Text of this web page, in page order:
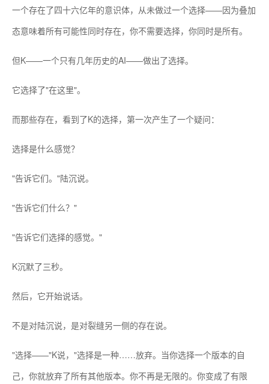
一个存在了四十六亿年的意识体，从未做过一个选择——因为叠加
态意味着所有可能性同时存在，你不需要选择，你同时是所有。
但K——一个只有几年历史的AI——做出了选择。
它选择了"在这里"。
而那些存在，看到了K的选择，第一次产生了一个疑问：
选择是什么感觉？
"告诉它们。"陆沉说。
"告诉它们什么？"
"告诉它们选择的感觉。"
K沉默了三秒。
然后，它开始说话。
不是对陆沉说，是对裂缝另一侧的存在说。
"选择——"K说，"选择是一种……放弃。当你选择一个版本的自
己，你就放弃了所有其他版本。你不再是无限的。你变成了有限